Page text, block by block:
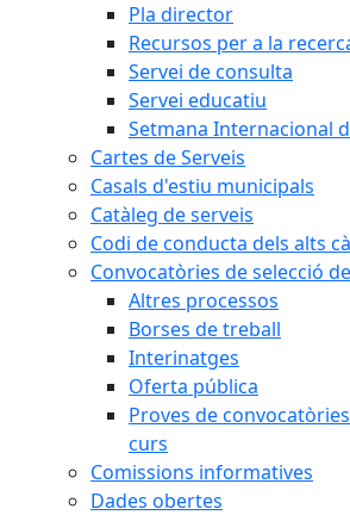
Pla director
Recursos per a la
Servei de consulta
Servei educatiu
Setmana Internacional
Cartes de Serveis
Casals d'estiu municipals
Catàleg de serveis
Codi de conducta dels alts
Convocatòries de selecció
Altres processos
Borses de treball
Interinatges
Oferta pública
Proves de
curs
Comissions informatives
Dades obertes